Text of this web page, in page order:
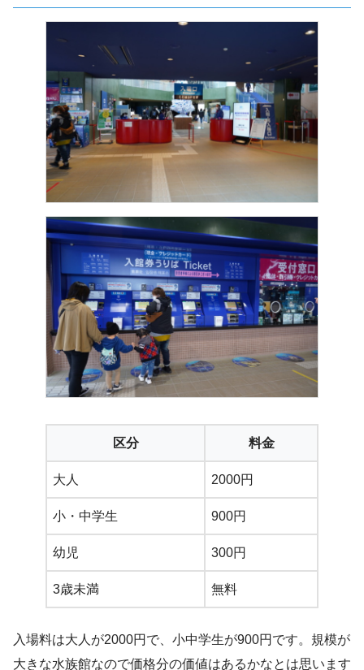
区分 料金
大人 2000円
小・中学生 900円
幼児 300円
3歳未満 無料
入場料は大人が2000円で、小中学生が900円です。規模が
大きな水族館なので価格分の価値はあるかなとは思います